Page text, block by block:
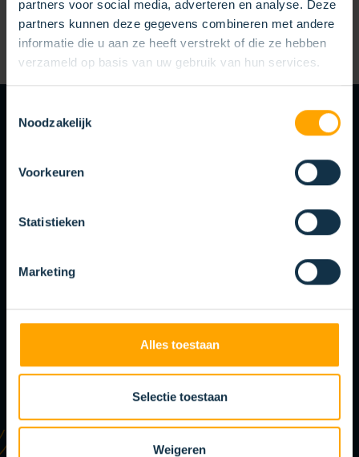
partners voor social media, adverteren en analyse. Deze
partners kunnen deze gegevens combineren met andere
informatie die u aan ze heeft verstrekt of die ze hebben
verzameld op basis van uw gebruik van hun services.
Noodzakelijk
Voorkeuren
Statistieken
Marketing
Alles toestaan
Selectie toestaan
Weigeren
KLANTSPECIFIEKE BORSTELOPLOSSINGEN
HET BEST
Maatwerk is de drijvende kracht achter ons vermogen om
oplossingen te bedenken die volledig aansluiten bij de
mogelijkheden?
BEKIJK DE MOGELIJKHEDEN